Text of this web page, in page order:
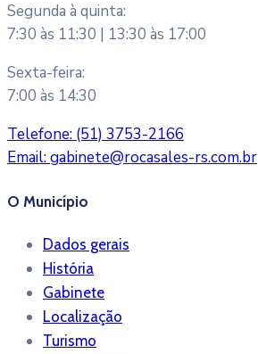
Segunda à quinta:
7:30 às 11:30 | 13:30 às 17:00
Sexta-feira:
7:00 às 14:30
Telefone: (51) 3753-2166
Email:gabinete@rocasales-rs.com.br
O Município
Dados gerais
História
Gabinete
Localização
Turismo